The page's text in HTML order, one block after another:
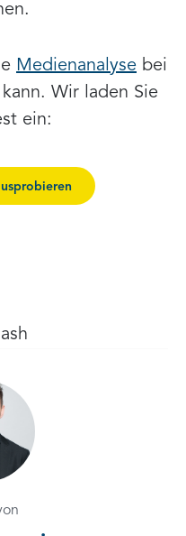
Medienanalyse bei
Wir laden Sie
ein: